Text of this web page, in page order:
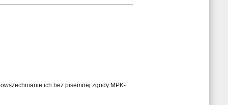
ich bez pisemnej zgody MPK-